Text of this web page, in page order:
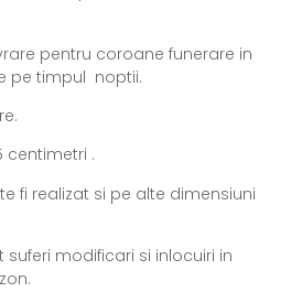
pentru coroane funerare in
pe timpul noptii.
centimetri .
fi realizat si pe alte dimensiuni
suferi modificari si inlocuiri in